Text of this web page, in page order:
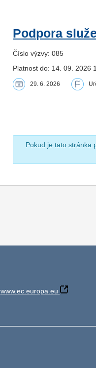
Podpora
Číslo výzvy: 085
Platnost do: 14. 09. 2026
29. 6. 2026
Pokud je tato stránka
www.ec.europa.eu